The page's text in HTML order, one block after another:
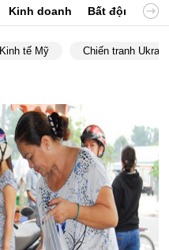
Kinh doanh Bất động sản
Kinh tế Mỹ Chiến tranh